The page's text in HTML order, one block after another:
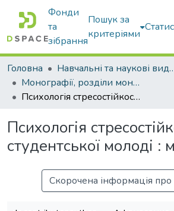
Фонди
та
зібрання
Пошук за
критеріями
Головна
Навчальні та
Монографії, розділи монографій, доповіді
Психологія стресостійкості студентської молоді : монографія
Психологія
студентської молоді :
Скорочена інформація